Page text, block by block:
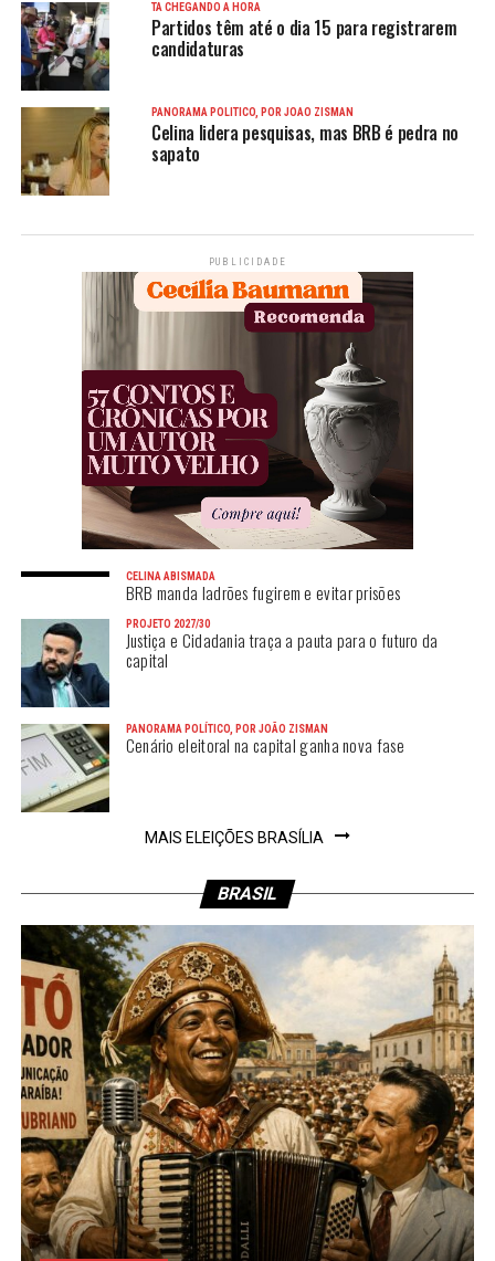
TÁ CHEGANDO A HORA
Partidos têm até o dia 15 para registrarem
candidaturas
PANORAMA POLÍTICO, POR JOÃO ZISMAN
Celina lidera pesquisas, mas BRB é pedra no
sapato
PUBLICIDADE
CELINA ABISMADA
BRB manda ladrões fugirem e evitar prisões
PROJETO 2027/30
Justiça e Cidadania traça a pauta para o futuro da
capital
PANORAMA POLÍTICO, POR JOÃO ZISMAN
Cenário eleitoral na capital ganha nova fase
MAIS ELEIÇÕES BRASÍLIA
BRASIL